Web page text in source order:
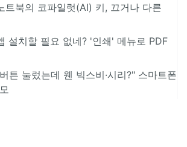
트북의 코파일럿(AI) 키, 끄거나 다른
설치할 필요 없네? '인쇄' 메뉴로 PDF
튼 눌렀는데 웬 빅스비·시리?" 스마트폰